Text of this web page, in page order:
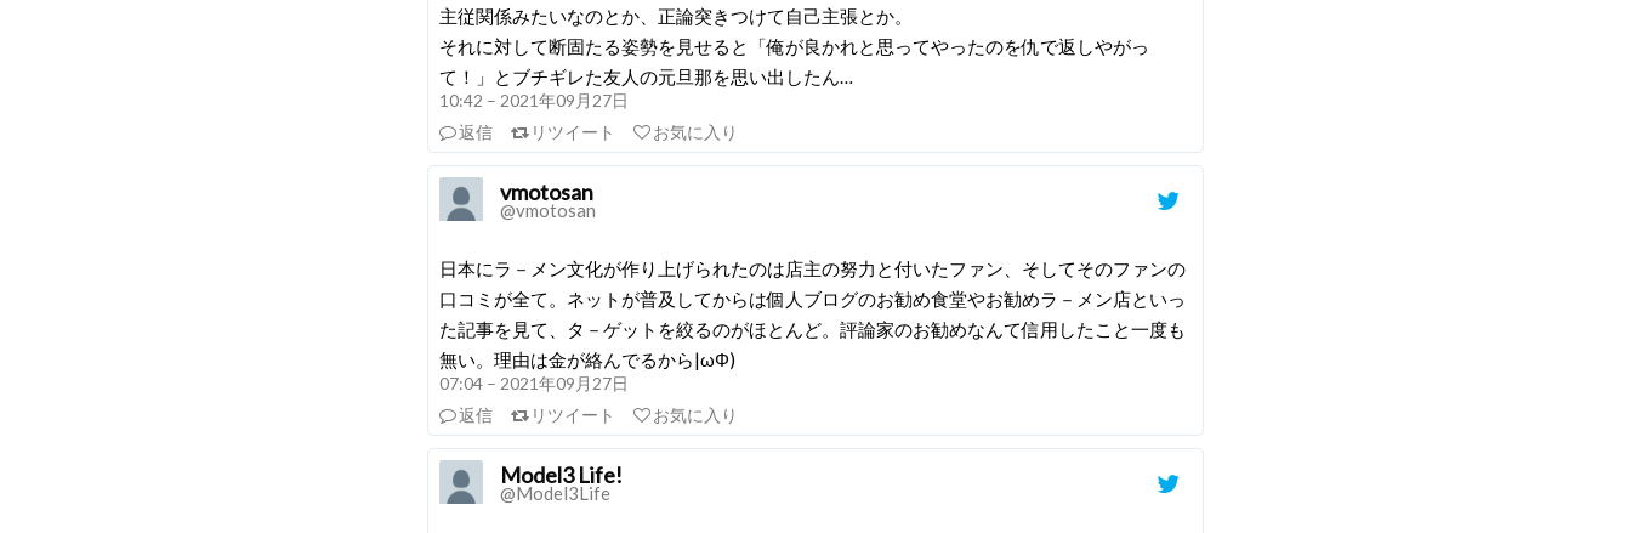
主従関係みたいなのとか、正論突きつけて自己主張とか。
それに対して断固たる姿勢を見せると「俺が良かれと思ってやったのを仇で返しやがっ
て！」とブチギレた友人の元旦那を思い出したん…
10:42 – 2021年09月27日
返信
リツイート お気に入り
vmotosan
@vmotosan
日本にラ－メン文化が作り上げられたのは店主の努力と付いたファン、そしてそのファンの
口コミが全て。ネットが普及してからは個人ブログのお勧め食堂やお勧めラ－メン店といっ
た記事を見て、タ－ゲットを絞るのがほとんど。評論家のお勧めなんて信用したこと一度も
無い。理由は金が絡んでるから|ωΦ)
07:04 – 2021年09月27日
返信
リツイート お気に入り
Model3 Life!
@Model3Life